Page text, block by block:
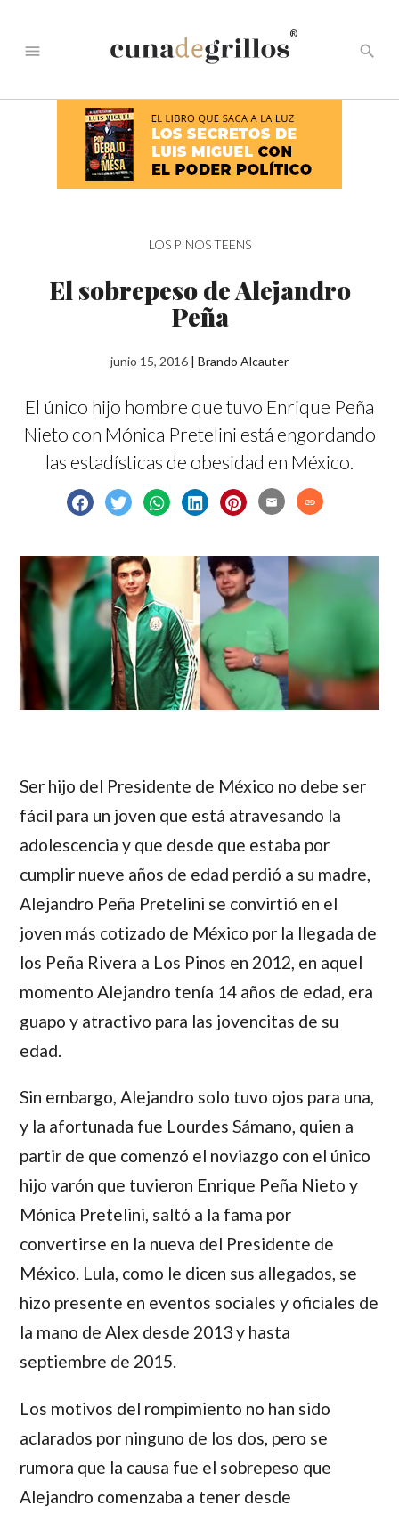
menu
®
search
LOS PINOS TEENS
El sobrepeso de Alejandro
Peña
junio 15, 2016 | Brando Alcauter
El único hijo hombre que tuvo Enrique Peña
Nieto con Mónica Pretelini está engordando
las estadísticas de obesidad en México.
email link
Ser hijo del Presidente de México no debe ser
fácil para un joven que está atravesando la
adolescencia y que desde que estaba por
cumplir nueve años de edad perdió a su madre,
Alejandro Peña Pretelini se convirtió en el
joven más cotizado de México por la llegada de
los Peña Rivera a Los Pinos en 2012, en aquel
momentoAlejandro tenía 14 años de edad, era
guapo y atractivo para las jovencitas de su
edad.
Sin embargo,Alejandro solo tuvo ojos para una,
y la afortunada fue Lourdes Sámano, quien a
partir de que comenzó el noviazgo con el único
hijo varón que tuvieron Enrique Peña Nieto y
Mónica Pretelini, saltó a la fama por
convertirse en la nueva del Presidente de
México. Lula, como le dicen sus allegados, se
hizo presente en eventos sociales y oficiales de
la mano deAlex desde 2013 y hasta
septiembre de 2015.
Los motivos del rompimiento no han sido
aclarados por ninguno de los dos, pero se
rumora que la causa fue el sobrepeso que
Alejandro comenzaba a tener desde